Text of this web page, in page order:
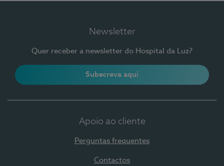
Newsletter
Quer receber a newsletter do Hospital da Luz?
Subscreva aqui
Apoio ao cliente
Perguntas frequentes
Contactos